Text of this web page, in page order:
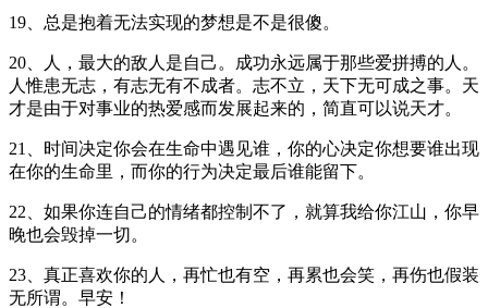
19、总是抱着无法实现的梦想是不是很傻。
20、人，最大的敌人是自己。成功永远属于那些爱拼搏的人。
人惟患无志，有志无有不成者。志不立，天下无可成之事。天
才是由于对事业的热爱感而发展起来的，简直可以说天才。
21、时间决定你会在生命中遇见谁，你的心决定你想要谁出现
在你的生命里，而你的行为决定最后谁能留下。
22、如果你连自己的情绪都控制不了，就算我给你江山，你早
晚也会毁掉一切。
23、真正喜欢你的人，再忙也有空，再累也会笑，再伤也假装
无所谓。早安！